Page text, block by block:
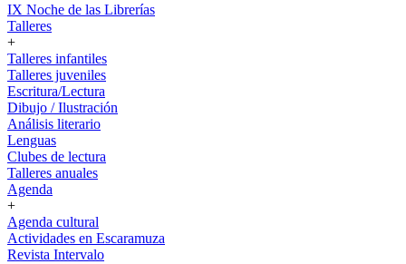
IX Noche de las Librerías
Talleres
+
Talleres infantiles
Talleres juveniles
Escritura/Lectura
Dibujo / Ilustración
Análisis literario
Lenguas
Clubes de lectura
Talleres anuales
Agenda
+
Agenda cultural
Actividades en Escaramuza
Revista Intervalo